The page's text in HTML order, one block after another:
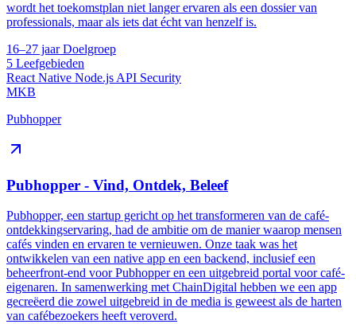
wordt het toekomstplan niet langer ervaren als een dossier van
professionals, maar als iets dat écht van henzelf is.
16–27 jaarDoelgroep
5 Leefgebieden
React Native Node.js API Security
MKB
Pubhopper
Pubhopper - Vind, Ontdek, Beleef
Pubhopper, een startup gericht op het transformeren van de café-
ontdekkingservaring, had de ambitie om de manier waarop mensen
cafés vinden en ervaren te vernieuwen. Onze taak was het
ontwikkelen van een native app en een backend, inclusief een
beheerfront-end voor Pubhopper en een uitgebreid portal voor café-
eigenaren. In samenwerking met ChainDigital hebben we een app
gecreëerd die zowel uitgebreid in de media is geweest als de harten
van cafébezoekers heeft veroverd.